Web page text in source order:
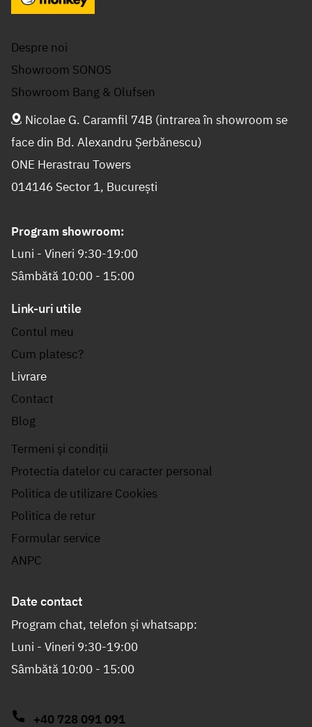
Despre noi
Showroom SONOS
Showroom Bang & Olufsen
Nicolae G. Caramfil 74B (intrarea în showroom se
face din Bd. Alexandru Șerbănescu)
ONE Herastrau Towers
014146 Sector 1, București
Program showroom:
Luni - Vineri 9:30-19:00
Sâmbătă 10:00 - 15:00
Link-uri utile
Contul meu
Cum platesc?
Livrare
Contact
Blog
Termeni și condiții
Protectia datelor cu caracter personal
Politica de utilizare Cookies
Politica de retur
Formular service
ANPC
Date contact
Program chat, telefon și whatsapp:
Luni - Vineri 9:30-19:00
Sâmbătă 10:00 - 15:00
+40 728 091 091